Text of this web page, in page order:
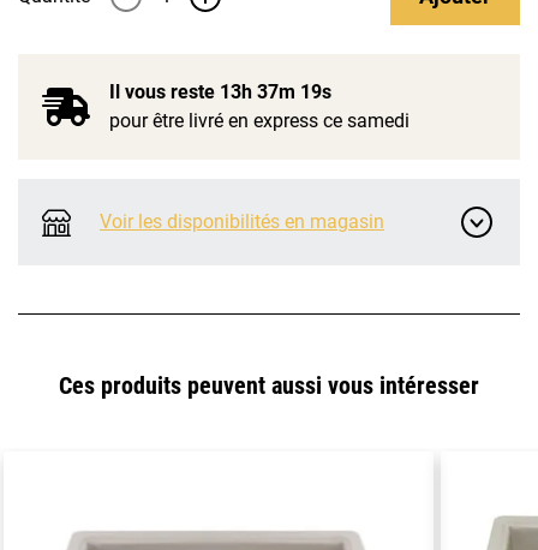
Il vous reste 13h 37m 19s
pour être livré en express ce samedi
Voir les disponibilités en magasin
Ces produits peuvent aussi vous intéresser